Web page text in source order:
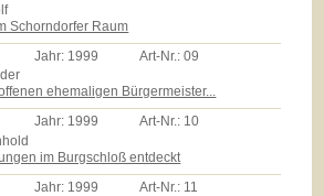
Schorndorfer Raum
Jahr: 1999 Art-Nr.:09
ehemaligen Bürgermeister...
Jahr: 1999 Art-Nr.: 10
im Burgschloß entdeckt
Jahr: 1999 Art-Nr.: 11